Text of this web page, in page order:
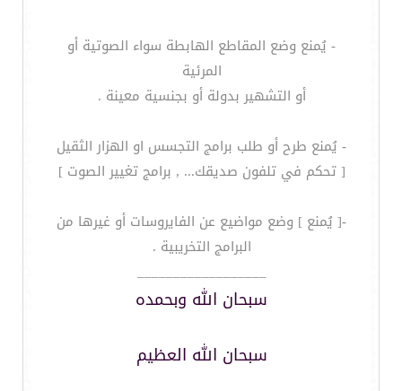
- يُمنع وضع المقاطع الهابطة سواء الصوتية أو
المرئية
أو التشهير بدولة أو بجنسية معينة .
- يُمنع طرح أو طلب برامج التجسس او الهزار الثقيل
[ تحكم في تلفون صديقك... , برامج تغيير الصوت ]
-[ يُمنع ] وضع مواضيع عن الفايروسات أو غيرها من
البرامج التخريبية .
__________________
سبحان الله وبحمده
سبحان الله العظيم